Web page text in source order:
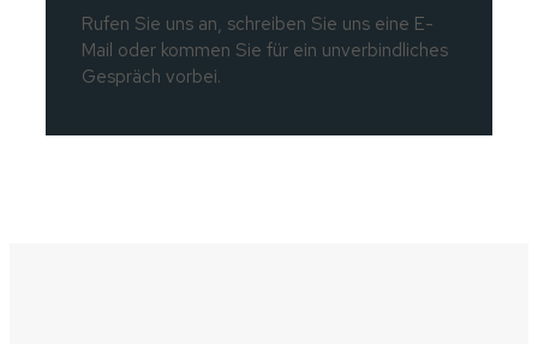
Rufen Sie uns an, schreiben Sie uns eine E-
Mail oder kommen Sie für ein unverbindliches
Gespräch vorbei.